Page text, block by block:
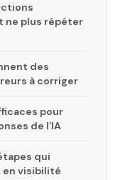
ne plus répéter
des
à corriger
pour
de l’IA
qui
visibilité